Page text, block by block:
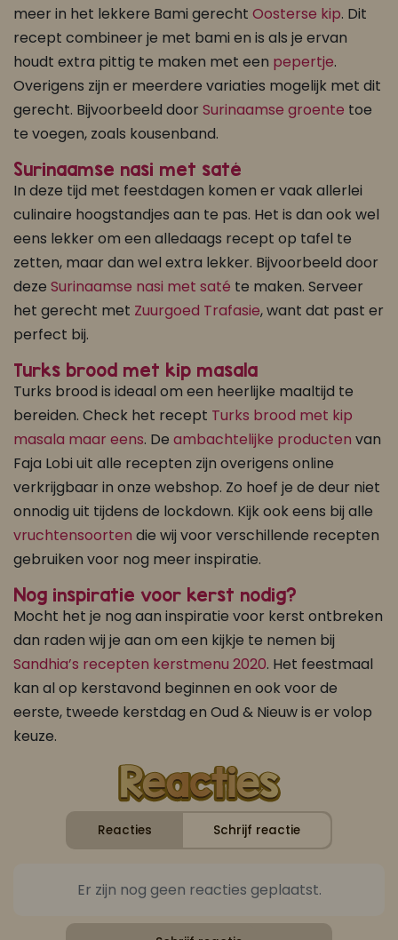
meer in het lekkere Bami gerecht Oosterse kip. Dit
recept combineer je met bami en is als je ervan
houdt extra pittig te maken met een pepertje.
Overigens zijn er meerdere variaties mogelijk met dit
gerecht. Bijvoorbeeld door Surinaamse groente toe
te voegen, zoals kousenband.
Surinaamse nasi met saté
In deze tijd met feestdagen komen er vaak allerlei
culinaire hoogstandjes aan te pas. Het is dan ook wel
eens lekker om een alledaags recept op tafel te
zetten, maar dan wel extra lekker. Bijvoorbeeld door
deze Surinaamse nasi met saté te maken. Serveer
het gerecht met Zuurgoed Trafasie, want dat past er
perfect bij.
Turks brood met kip masala
Turks brood is ideaal om een heerlijke maaltijd te
bereiden. Check het recept Turks brood met kip
masala maar eens. De ambachtelijke producten van
Faja Lobi uit alle recepten zijn overigens online
verkrijgbaar in onze webshop. Zo hoef je de deur niet
onnodig uit tijdens de lockdown. Kijk ook eens bij alle
vruchtensoorten die wij voor verschillende recepten
gebruiken voor nog meer inspiratie.
Nog inspiratie voor kerst nodig?
Mocht het je nog aan inspiratie voor kerst ontbreken
dan raden wij je aan om een kijkje te nemen bij
Sandhia’s recepten kerstmenu 2020. Het feestmaal
kan al op kerstavond beginnen en ook voor de
eerste, tweede kerstdag en Oud & Nieuw is er volop
keuze.
Reacties Schrijf reactie
Er zijn nog geen reacties geplaatst.